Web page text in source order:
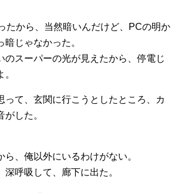
たから、当然暗いんだけど、PCの明か
暗じゃなかった。
のスーパーの光が見えたから、停電じ
って、玄関に行こうとしたところ、カ
した。
、俺以外にいるわけがない。
呼吸して、廊下に出た。